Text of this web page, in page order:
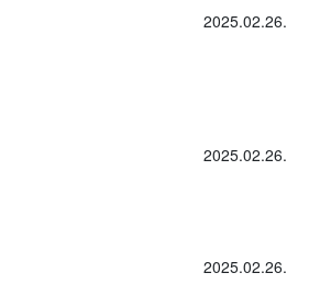
2025.02.26.
2025.02.26.
2025.02.26.